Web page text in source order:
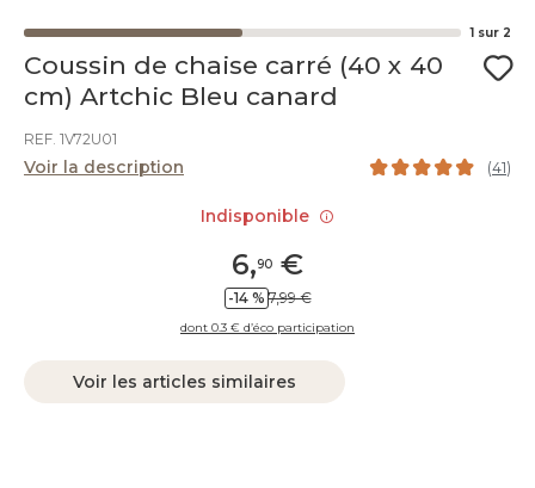
1 sur 2
Coussin de chaise carré (40 x 40
cm) Artchic Bleu canard
REF. 1V72U01
Voir la description (41)
6,90 €
-14 % 7,99 €
dont 0.3 € d’éco participation
Voir les articles similaires